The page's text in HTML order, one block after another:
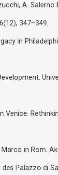
A. Salerno
347–349.
in
Venice.
Marco in Rom.
Palazzo di